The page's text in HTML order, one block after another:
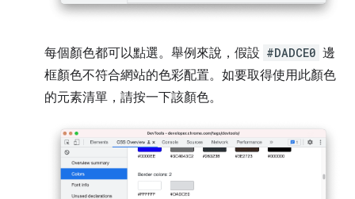
每個顏色都可以點選。舉例來說，假設 #DADCE0 邊
框顏色不符合網站的色彩配置。如要取得使用此顏色
的元素清單，請按一下該顏色。